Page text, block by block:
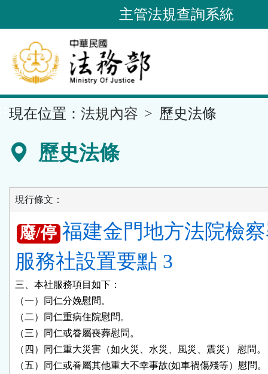
到
要
內
容
區
主管法規查詢系統
現在位置： 法規內容 歷史法條
歷史法條
現行條文：
廢/停 福建金門地方法院檢
服務社設置要點 3
三、本社服務項目如下：
（一）同仁分娩慰問。
（二）同仁重病住院慰問。
（三）同仁或眷屬喪葬慰問。
（四）同仁重大災害（如火災、水災、風災、震災） 慰問。
（五）同仁或眷屬其他重大不幸事故(如車禍傷殘等）慰問。